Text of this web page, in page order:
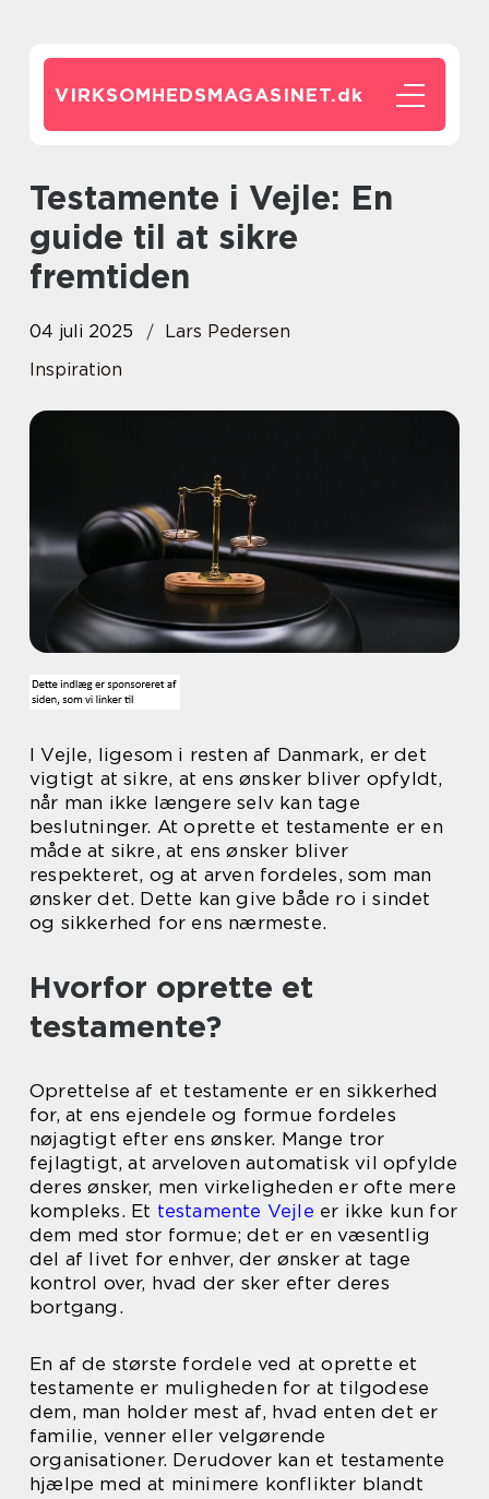
VIRKSOMHEDSMAGASINET.dk
Testamente i Vejle: En
guide til at sikre
fremtiden
04 juli 2025
Lars Pedersen
Inspiration
I Vejle, ligesom i resten af Danmark, er det
vigtigt at sikre, at ens ønsker bliver opfyldt,
når man ikke længere selv kan tage
beslutninger. At oprette et testamente er en
måde at sikre, at ens ønsker bliver
respekteret, og at arven fordeles, som man
ønsker det. Dette kan give både ro i sindet
og sikkerhed for ens nærmeste.
Hvorfor oprette et
testamente?
Oprettelse af et testamente er en sikkerhed
for, at ens ejendele og formue fordeles
nøjagtigt efter ens ønsker. Mange tror
fejlagtigt, at arveloven automatisk vil opfylde
deres ønsker, men virkeligheden er ofte mere
kompleks. Et testamente Vejle er ikke kun for
dem med stor formue; det er en væsentlig
del af livet for enhver, der ønsker at tage
kontrol over, hvad der sker efter deres
bortgang.
En af de største fordele ved at oprette et
testamente er muligheden for at tilgodese
dem, man holder mest af, hvad enten det er
familie, venner eller velgørende
organisationer. Derudover kan et testamente
hjælpe med at minimere konflikter blandt